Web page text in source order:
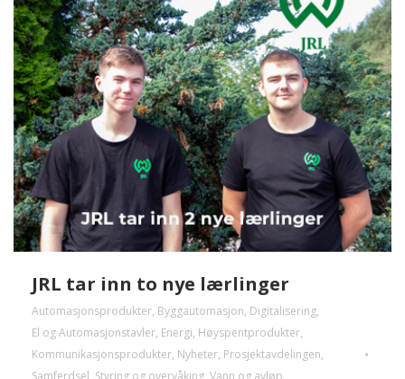
JRL tar inn to nye lærlinger
Automasjonsprodukter, Byggautomasjon, Digitalisering,
El og Automasjonstavler, Energi, Høyspentprodukter,
Kommunikasjonsprodukter, Nyheter, Prosjektavdelingen,
Samferdsel, Styring og overvåking, Vann og avløp,